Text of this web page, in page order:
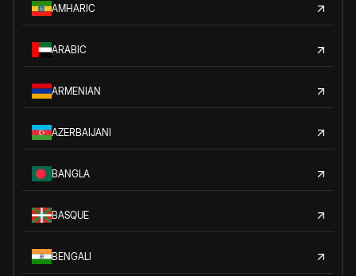
AMHARIC
ARABIC
ARMENIAN
AZERBAIJANI
BANGLA
BASQUE
BENGALI